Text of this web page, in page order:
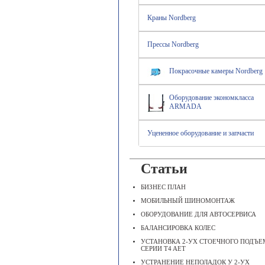
Краны Nordberg
Прессы Nordberg
Покрасочные камеры Nordberg
Оборудование экономкласса
ARMADA
Уцененное оборудование и запчасти
Статьи
БИЗНЕС ПЛАН
МОБИЛЬНЫЙ ШИНОМОНТАЖ
ОБОРУДОВАНИЕ ДЛЯ АВТОСЕРВИСА
БАЛАНСИРОВКА КОЛЕС
УСТАНОВКА 2-УХ СТОЕЧНОГО
СЕРИИ T4 AET
УСТРАНЕНИЕ НЕПОЛАДОК У 2-УХ